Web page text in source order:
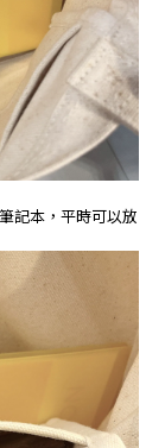
記本，平時可以放